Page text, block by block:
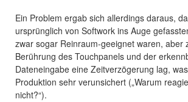
Ein Problem ergab sich allerdings daraus,
ursprünglich von Softwork ins Auge
zwar sogar Reinraum-geeignet waren, aber
Berührung des Touchpanels und der
Dateneingabe eine Zeitverzögerung lag,
Produktion sehr verunsichert („Warum
nicht?“).